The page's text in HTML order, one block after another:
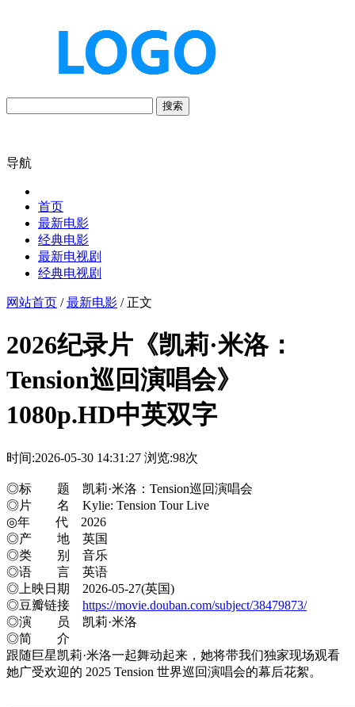
搜索
导航
首页
最新电影
经典电影
最新电视剧
经典电视剧
网站首页 /最新电影 / 正文
2026纪录片《凯莉·米洛：
Tension巡回演唱会》
1080p.HD中英双字
时间:2026-05-30 14:31:27 浏览:98次
◎标 题 凯莉·米洛：Tension巡回演唱会
◎片 名 Kylie: Tension Tour Live
◎年 代 2026
◎产 地 英国
◎类 别 音乐
◎语 言 英语
◎上映日期 2026-05-27(英国)
◎豆瓣链接 https://movie.douban.com/subject/38479873/
◎演 员 凯莉·米洛
◎简 介
跟随巨星凯莉·米洛一起舞动起来，她将带我们独家现场观看
她广受欢迎的 2025 Tension 世界巡回演唱会的幕后花絮。